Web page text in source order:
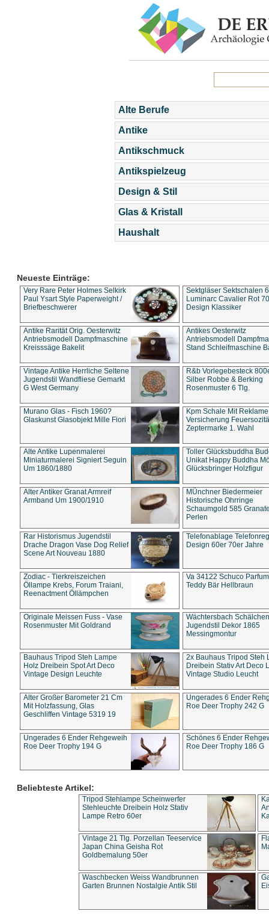
Alte Berufe
Antike
Antikschmuck
Antikspielzeug
Design & Stil
Glas & Kristall
Haushalt
Neueste Einträge:
Very Rare Peter Holmes Selkirk
Paul Ysart Style Paperweight /
Briefbeschwerer
Sektgläser Sektschalen
Luminarc Cavalier Rot
Design Klassiker
Antike Rarität Orig. Oesterwitz
Antriebsmodell Dampfmaschine
Kreisssäge Bakelit
Antikes Oesterwitz
Antriebsmodell
Stand Schleifmaschine
Vintage Antike Herrliche Seltene
Jugendstil Wandfliese Gemarkt
G West Germany
R&b Vorlegebesteck
Silber Robbe & Berking
Rosenmuster 6 Tlg.
Murano Glas - Fisch 1960?
Glaskunst Glasobjekt Mille Fiori
Kpm Schale Mit Reklame
Versicherung
Zeptermarke 1. Wahl
Alte Antike Lupenmalerei
Miniaturmalerei Signiert Seguin
Um 1860/1880
Toller Glücksbuddha
Unikat Happy Buddha
Glücksbringer Holzfigur
Alter Antiker Granat Armreif
Armband Um 1900/1910
MÜnchner Biedermeier
Historische Ohrringe
Schaumgold 585
Perlen
Rar Historismus Jugendstil
Drache Dragon Vase Dog Relief
Scene Art Nouveau 1880
Telefonablage
Design 60er 70er Jahre
Zodiac - Tierkreiszeichen
Öllampe Krebs, Forum Traiani,
Reenactment Öllämpchen
Va 34122 Schuco
Teddy Bär Hellbraun
Originale Meissen Fuss - Vase
Rosenmuster Mit Goldrand
Wächtersbach Schälchen
Jugendstil Dekor 1865
Messingmontur
Bauhaus Tripod Steh Lampe
Holz Dreibein Spot Art Deco
Vintage Design Leuchte
2x Bauhaus Tripod Steh
Dreibein Stativ Art Deco
Vintage Studio Leucht
Alter Großer Barometer 21 Cm
Mit Holzfassung, Glas
Geschliffen Vintage 5319 19
Ungerades 6 Ender
Roe Deer Trophy 242 G
Ungerades 6 Ender Rehgeweih
Roe Deer Trophy 194 G
Schönes 6 Ender
Roe Deer Trophy 186 G
Beliebteste Artikel:
Tripod Stehlampe Scheinwerfer
Stehleuchte Dreibein Holz Stativ
Lampe Retro 60er
Vintage 21 Tlg. Porzellan Teeservice
Japan China Geisha Rot
Goldbemalung 50er
Waschbecken Weiss Wandbrunnen
Garten Brunnen Nostalgie Antik Stil